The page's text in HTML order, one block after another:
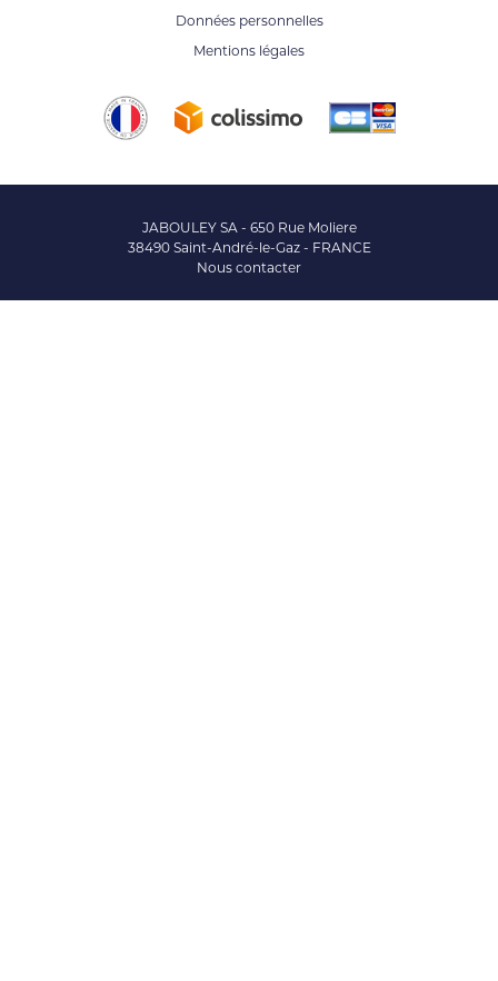
Données personnelles
Mentions légales
JABOULEY SA - 650 Rue Moliere
38490 Saint-André-le-Gaz - FRANCE
Nous contacter